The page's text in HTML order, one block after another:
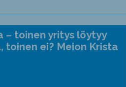
– toinen yritys löytyy
ei? Meion Krista